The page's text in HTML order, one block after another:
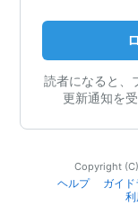
読者になると、
更新通知を
Copyright
ヘルプ
ガイド